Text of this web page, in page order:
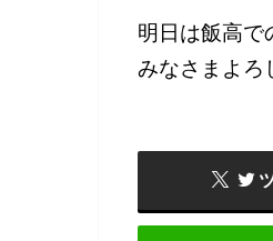
明日は飯高で
みなさまよろ